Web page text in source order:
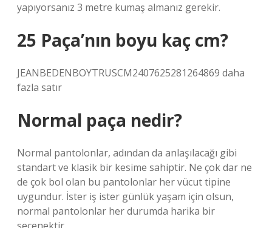
yapıyorsanız 3 metre kumaş almanız gerekir.
25 Paça’nın boyu kaç cm?
JEANBEDENBOYTRUSCM2407625281264869 daha
fazla satır
Normal paça nedir?
Normal pantolonlar, adından da anlaşılacağı gibi
standart ve klasik bir kesime sahiptir. Ne çok dar ne
de çok bol olan bu pantolonlar her vücut tipine
uygundur. İster iş ister günlük yaşam için olsun,
normal pantolonlar her durumda harika bir